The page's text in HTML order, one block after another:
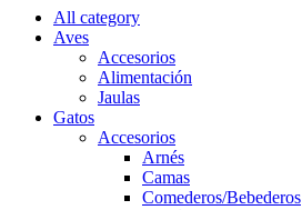
All category
Aves
Accesorios
Alimentación
Jaulas
Gatos
Accesorios
Arnés
Camas
Comederos/Bebederos